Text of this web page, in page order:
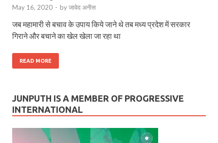
May 16, 2020 - byजावेद अनीस
जब महामारी से बचाव के उपाय किये जाने थे तब मध्य प्रदेश में सरकार
गिराने और बचाने का खेल खेला जा रहा था
READ MORE
JUNPUTH IS A MEMBER OF PROGRESSIVE
INTERNATIONAL